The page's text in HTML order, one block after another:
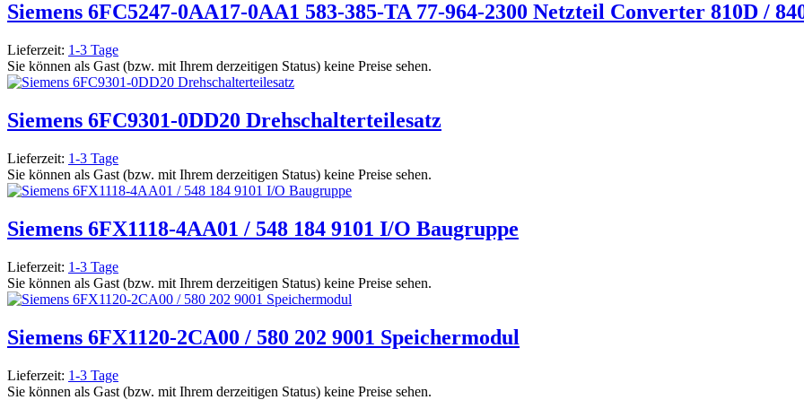
Siemens 6FC5247-0AA17-0AA1 583-385-TA 77-964-2300 Netzteil Converter 810D /
Lieferzeit: 1-3 Tage
Sie können als Gast (bzw. mit Ihrem derzeitigen Status) keine Preise sehen.
Siemens 6FC9301-0DD20 Drehschalterteilesatz
Lieferzeit: 1-3 Tage
Sie können als Gast (bzw. mit Ihrem derzeitigen Status) keine Preise sehen.
Siemens 6FX1118-4AA01 / 548 184 9101 I/O Baugruppe
Lieferzeit: 1-3 Tage
Sie können als Gast (bzw. mit Ihrem derzeitigen Status) keine Preise sehen.
Siemens 6FX1120-2CA00 / 580 202 9001 Speichermodul
Lieferzeit: 1-3 Tage
Sie können als Gast (bzw. mit Ihrem derzeitigen Status) keine Preise sehen.